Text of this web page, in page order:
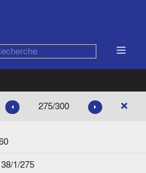
de F. Duchêne à H. Rieben.
275/300
1/275